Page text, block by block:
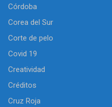
Córdoba
Corea del Sur
Corte de pelo
Covid 19
Creatividad
Créditos
Cruz Roja